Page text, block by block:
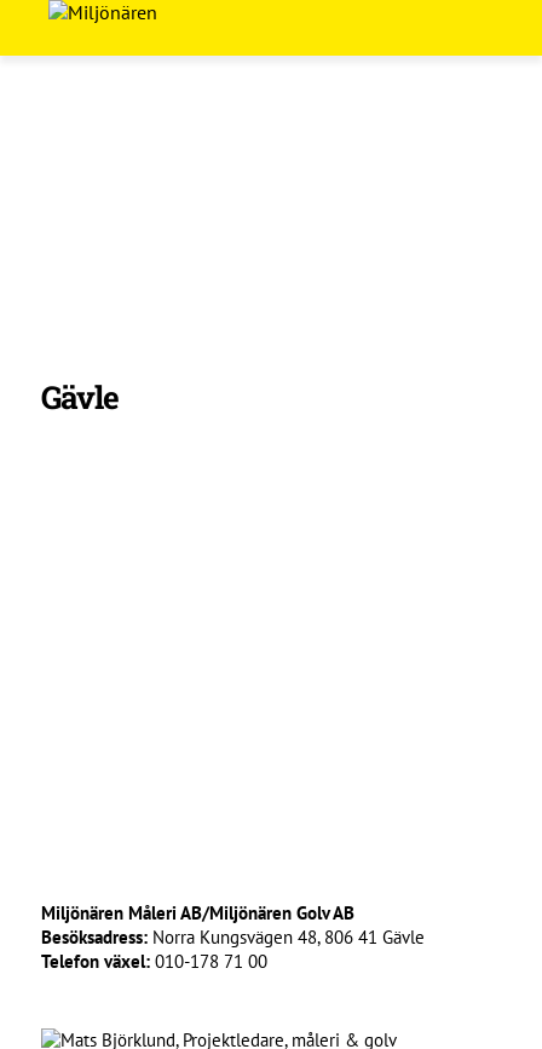
Gävle
Miljönären Måleri AB/Miljönären Golv AB
Besöksadress:Norra Kungsvägen 48, 806 41 Gävle
Telefon växel:010-178 71 00